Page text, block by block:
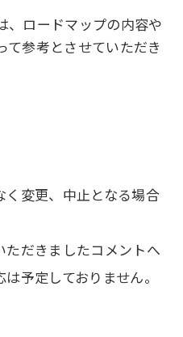
、ロードマップの内容や
て参考とさせていただき
変更、中止となる場合
だきましたコメントへ
予定しておりません。